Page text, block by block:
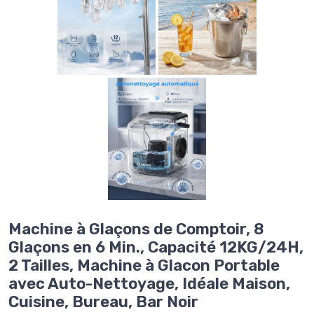
Machine à Glaçons de Comptoir, 8
Glaçons en 6 Min., Capacité 12KG/24H,
2 Tailles, Machine à Glacon Portable
avec Auto-Nettoyage, Idéale Maison,
Cuisine, Bureau, Bar Noir